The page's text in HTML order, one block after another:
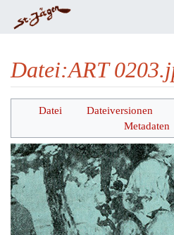
Datei:ART
Wechseln zu: Navigation,Suche
Datei Dateiversionen
Metadaten